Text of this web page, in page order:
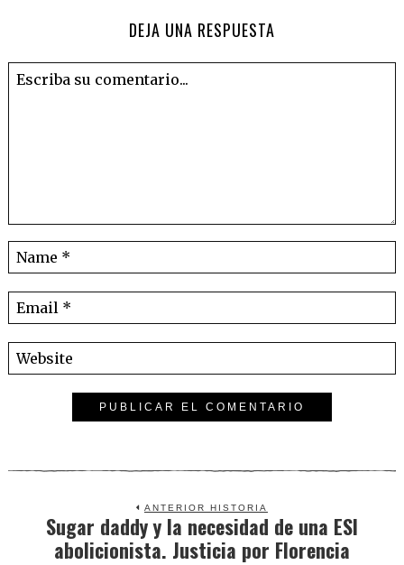
DEJA UNA RESPUESTA
ANTERIOR HISTORIA
Previous
post:
Sugar daddy y la necesidad de una ESI
abolicionista. Justicia por Florencia